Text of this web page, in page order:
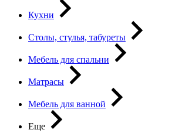
Кухни
Столы, стулья, табуреты
Мебель для спальни
Матрасы
Мебель для ванной
Еще